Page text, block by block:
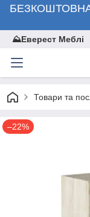
БЕЗКОШТОВНА
⛰️Еверест Меблі
Товари та
–22%